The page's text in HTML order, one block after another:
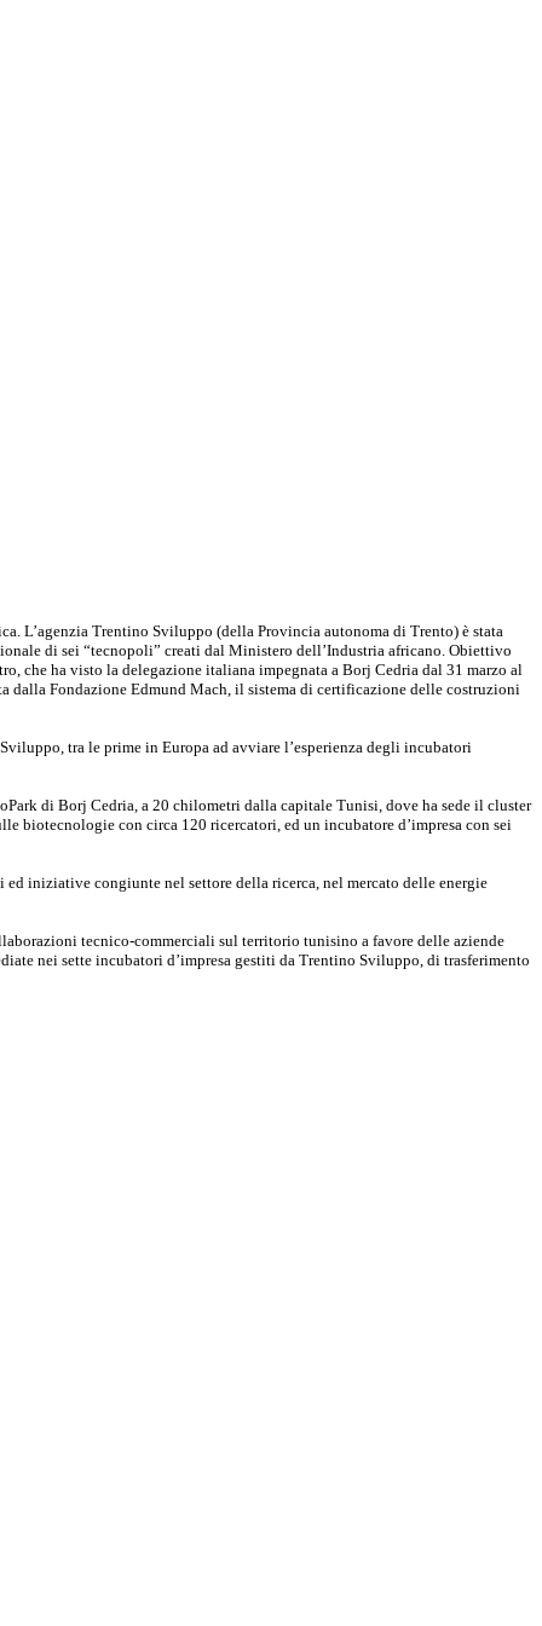
L’agenzia Trentino Sviluppo (della Provincia autonoma di Trento) è stata
di sei “tecnopoli” creati dal Ministero dell’Industria africano. Obiettivo
che ha visto la delegazione italiana impegnata a Borj Cedria dal 31 marzo al
dalla Fondazione Edmund Mach, il sistema di certificazione delle costruzioni
tra le prime in Europa ad avviare l’esperienza degli incubatori
di Borj Cedria, a 20 chilometri dalla capitale Tunisi, dove ha sede il cluster
biotecnologie con circa 120 ricercatori, ed un incubatore d’impresa con sei
iniziative congiunte nel settore della ricerca, nel mercato delle energie
tecnico-commerciali sul territorio tunisino a favore delle aziende
nei sette incubatori d’impresa gestiti da Trentino Sviluppo, di trasferimento